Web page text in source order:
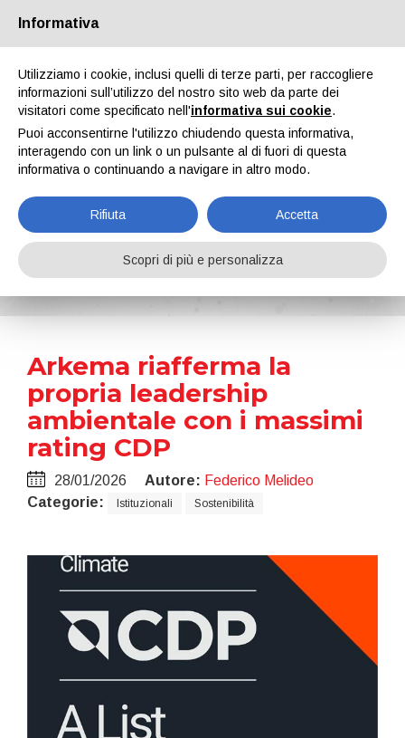
Chi siamo Partners Contatti Area riservata
News
Home Notizie Arkema riafferma la propria leadership ambientale con i massimi rating CDP
Arkema riafferma la
propria leadership
ambientale con i massimi
rating CDP
28/01/2026 Autore: Federico Melideo
Categorie:
Istituzionali Sostenibilità
Informativa
Utilizziamo i cookie, inclusi quelli di terze parti, per raccogliere
informazioni sull’utilizzo del nostro sito web da parte dei
visitatori come specificato nell'informativa sui cookie.
Puoi acconsentirne l'utilizzo chiudendo questa informativa,
interagendo con un link o un pulsante al di fuori di questa
informativa o continuando a navigare in altro modo.
Rifiuta Accetta
Scopri di più e personalizza